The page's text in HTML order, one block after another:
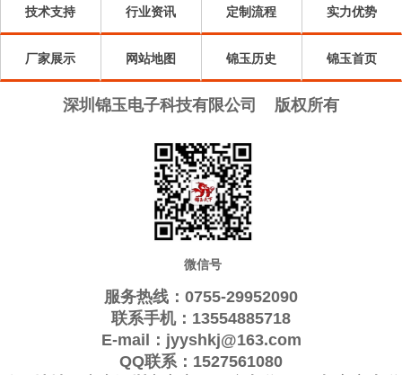
振
KVG晶振 QuartzCom晶 Suntsu晶振
振
IQD晶振 Microchip晶
振
Fortiming晶振 CORE晶振 NIPPON晶振
Bomar晶振 Bliley晶振
FCD-Tech晶
振 振
Sunny晶振 Skyworks晶 Renesas瑞萨晶
技术支持 行业资讯 定制流程 实力优势
厂家展示 网站地图 锦玉历史 锦玉首页
深圳锦玉电子科技有限公司 版权所有
微信号
服务热线：0755-29952090
联系手机：13554885718
E-mail：jyyshkj@163.com
QQ联系：1527561080